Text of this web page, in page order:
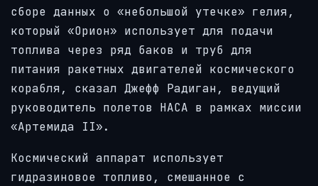
сборе данных о «небольшой утечке» гелия,
который «Орион» использует для подачи
топлива через ряд баков и труб для
питания ракетных двигателей космического
корабля, сказал Джефф Радиган, ведущий
руководитель полетов НАСА в рамках миссии
«Артемида II».
Космический аппарат использует
гидразиновое топливо, смешанное с